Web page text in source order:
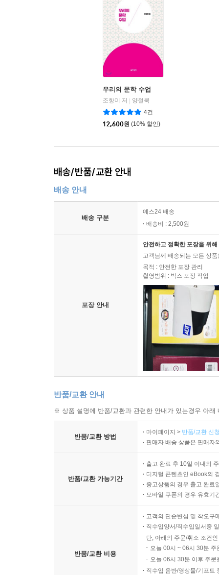
우리의 문학 수업
조향미 저
양철북
4건
12,600원 (10% 할인)
배송/반품/교환 안내
배송 안내
배송 구분
예스24 배송
배송비 : 2,500원
포장 안내
안전하고 정확한 포장을 위
고객님께 배송되는 모든 상
목적 : 안전한 포장 관리
촬영범위 : 박스 포장 작업
반품/교환 안내
※ 상품 설명에 반품/교환과 관련한 안내가 있는경우 아
반품/교환 방법
마이페이지 > 반품/교환 신
판매자 배송 상품은 판매자
반품/교환 가능기간
출고 완료 후 10일 이내의
디지털 콘텐츠인 eBook의
중고상품의 경우 출고 완료
모바일 쿠폰의 경우 유효기
반품/교환 비용
고객의 단순변심 및 착오구
직수입양서/직수입일서중
단, 아래의 주문/취소 조건
오늘 00시 ~ 06시 30분
오늘 06시 30분 이후 주
직수입 음반/영상물/기프트